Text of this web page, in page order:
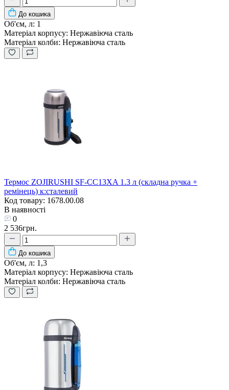
До кошика
Об'єм, л: 1
Матеріал корпусу: Нержавіюча сталь
Матеріал колби: Нержавіюча сталь
Термос ZOJIRUSHI SF-CC13XA 1.3 л (складна ручка +
ремінець) к:сталевий
Код товару: 1678.00.08
В наявності
0
2 536грн.
До кошика
Об'єм, л: 1,3
Матеріал корпусу: Нержавіюча сталь
Матеріал колби: Нержавіюча сталь